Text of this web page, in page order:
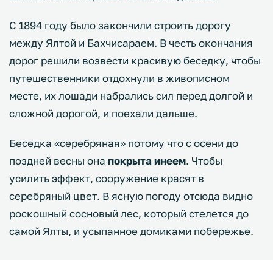
С 1894 году было закончили строить дорогу
между Ялтой и Бахчисараем. В честь окончания
дорог решили возвести красивую беседку, чтобы
путешественники отдохнули в живописном
месте, их лошади набрались сил перед долгой и
сложной дорогой, и поехали дальше.
Беседка «серебряная» потому что с осени до
поздней весны она покрыта инеем. Чтобы
усилить эффект, сооружение красят в
серебряный цвет. В ясную погоду отсюда видно
роскошный сосновый лес, который стелется до
самой Ялты, и усыпанное домиками побережье.